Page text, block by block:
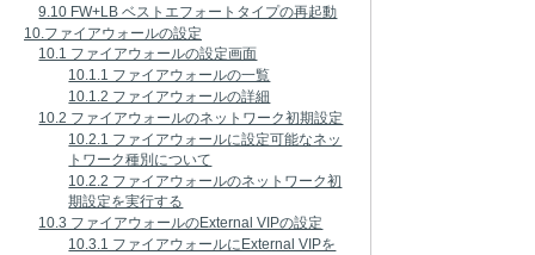
9.10 FW+LB ベストエフォートタイプの再起動
10.ファイアウォールの設定
10.1 ファイアウォールの設定画面
10.1.1 ファイアウォールの一覧
10.1.2 ファイアウォールの詳細
10.2 ファイアウォールのネットワーク初期設定
10.2.1 ファイアウォールに設定可能なネッ
トワーク種別について
10.2.2 ファイアウォールのネットワーク初
期設定を実行する
10.3 ファイアウォールのExternal VIPの設定
10.3.1 ファイアウォールにExternal VIPを